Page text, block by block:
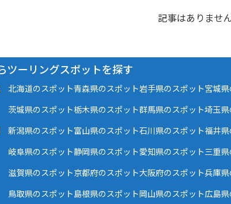
記事はありません
ツーリングスポットを探す
北海道のスポット青森県のスポット岩手県のスポット宮城
茨城県のスポット栃木県のスポット群馬県のスポット埼玉
新潟県のスポット富山県のスポット石川県のスポット福井
岐阜県のスポット静岡県のスポット愛知県のスポット三重
滋賀県のスポット京都府のスポット大阪府のスポット兵庫
鳥取県のスポット島根県のスポット岡山県のスポット広島